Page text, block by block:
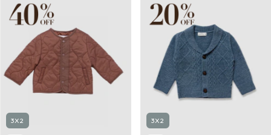
3X2 3X2